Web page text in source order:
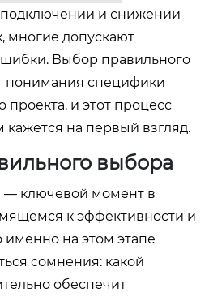
подключении и снижении
многие допускают
Выбор правильного
понимания специфики
проекта, и этот процесс
кажется на первый взгляд.
выбора
— ключевой момент в
к эффективности и
именно на этом этапе
сомнения: какой
обеспечит